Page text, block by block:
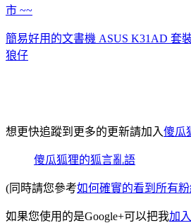
市 ~~
簡易好用的文書機 ASUS K31AD 套
狼仔
想更快追蹤到更多的更新請加入傻瓜
傻瓜狐狸的狐言亂語
(同時請您參考如何確實的看到所有
如果您使用的是Google+可以把我加